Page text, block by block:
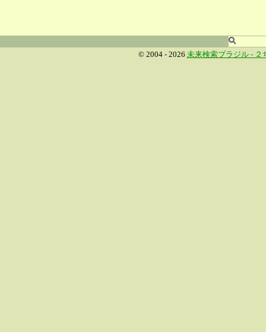
© 2004 - 2026 未来検索ブラジル - ２